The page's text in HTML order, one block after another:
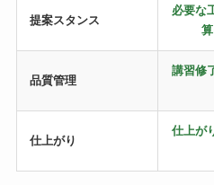
提案スタンス
必要な
品質管理
講習修
仕上がり
仕上が